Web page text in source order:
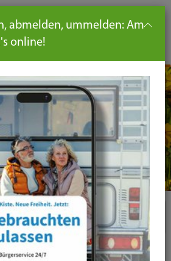
DE
abmelden, ummelden: Am
online!